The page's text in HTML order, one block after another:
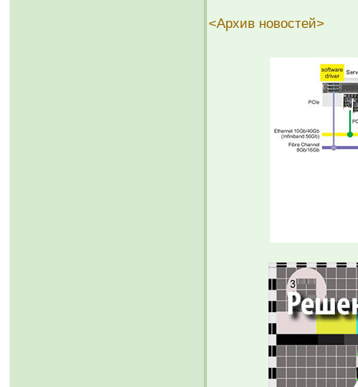
<Архив новостей>